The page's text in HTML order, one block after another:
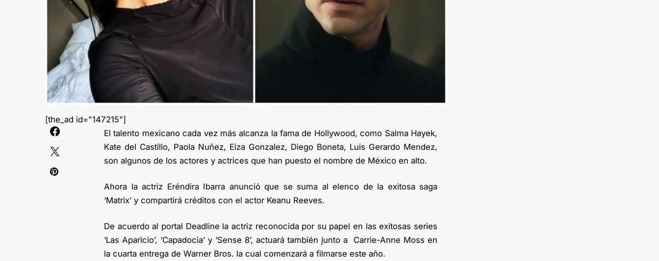
[the_ad id="147215"]
El talento mexicano cada vez más alcanza la fama de Hollywood, como Salma Hayek,
Kate del Castillo, Paola Nuñez, Eiza Gonzalez, Diego Boneta, Luis Gerardo Mendez,
son algunos de los actores y actrices que han puesto el nombre de México en alto.
Ahora la actriz Eréndira Ibarra anunció que se suma al elenco de la exitosa saga
‘Matrix’ y compartirá créditos con el actor Keanu Reeves.
De acuerdo al portal Deadline la actriz reconocida por su papel en las exitosas series
‘Las Aparicio’, ‘Capadocia’ y ‘Sense 8’, actuará también junto a Carrie-Anne Moss en
la cuarta entrega de Warner Bros. la cual comenzará a filmarse este año.